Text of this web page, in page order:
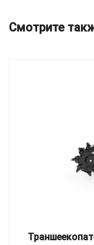
Смотрите